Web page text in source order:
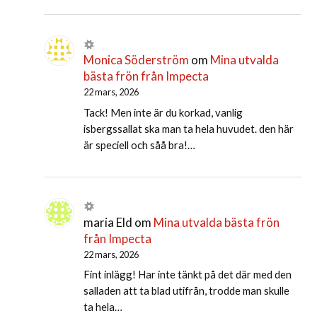
Monica Söderström om Mina utvalda
bästa frön från Impecta
22 mars, 2026
Tack! Men inte är du korkad, vanlig
isbergssallat ska man ta hela huvudet. den här
är speciell och såå bra!…
maria Eld om Mina utvalda bästa frön
från Impecta
22 mars, 2026
Fint inlägg! Har inte tänkt på det där med den
salladen att ta blad utifrån, trodde man skulle
ta hela…